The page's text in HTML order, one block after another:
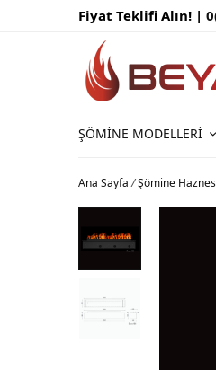
Fiyat Teklifi Alın! |
ŞÖMINE MODELLERI
Ana Sayfa /Şömine